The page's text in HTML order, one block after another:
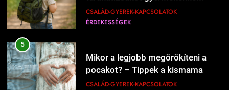
Mikor a legjobb megörökíteni a
pocakot? – Tippek a kismama
6
Mikor kell szóvá tenni, ha valami
bánt?
kipróbálni?
ÉRDEKESSÉGEK
1
Kipróbáltuk a házi sajtkészítést 1
liter tejből – Megéri a macerát?